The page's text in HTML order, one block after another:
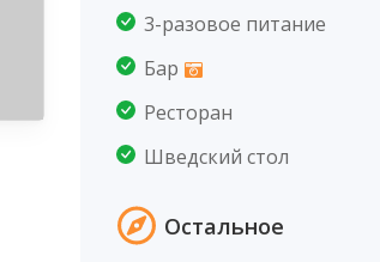
3-разовое питание
Бар
Ресторан
Шведский стол
Остальное